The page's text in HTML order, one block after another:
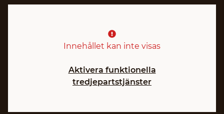
Innehållet kan inte visas
Aktivera funktionella
tredjepartstjänster